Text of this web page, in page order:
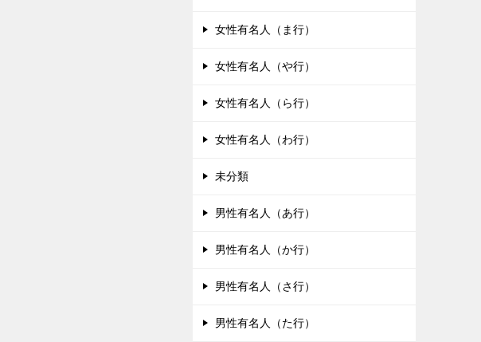
女性有名人（ま行）
女性有名人（や行）
女性有名人（ら行）
女性有名人（わ行）
未分類
男性有名人（あ行）
男性有名人（か行）
男性有名人（さ行）
男性有名人（た行）